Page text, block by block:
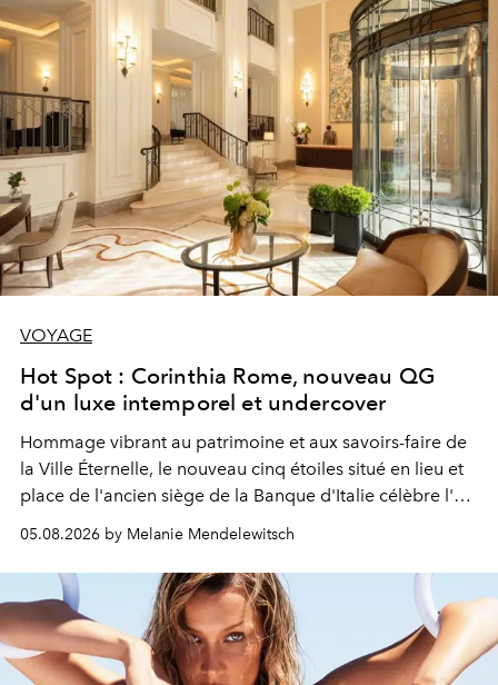
VOYAGE
Hot Spot : Corinthia Rome, nouveau QG
d'un luxe intemporel et undercover
Hommage vibrant au patrimoine et aux savoirs-faire de
la Ville Éternelle, le nouveau cinq étoiles situé en lieu et
place de l'ancien siège de la Banque d'Italie célèbre l'art
de vivre Romain dans toute son élégance intemporelle.
05.08.2026 by Melanie Mendelewitsch